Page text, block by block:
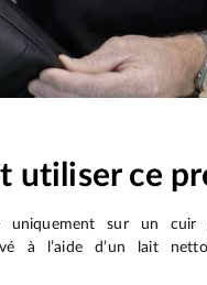
utiliser ce
uniquement sur un cuir
à l’aide d’un lait